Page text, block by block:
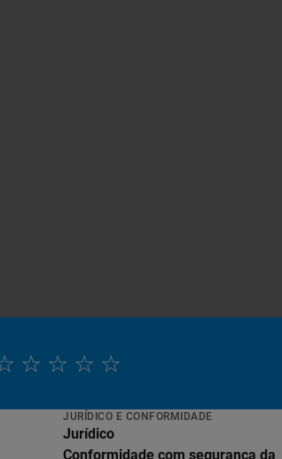
JURÍDICO E CONFORMIDADE
Jurídico
Conformidade com segurança da